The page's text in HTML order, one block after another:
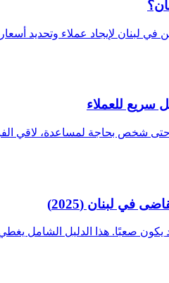
لبنان لإيجاد عملاء وتحديد
سريع للعملاء
شخص بحاجة لمساعدة، لاقي
في لبنان (2025)
صعبًا. هذا الدليل الشامل يغطي